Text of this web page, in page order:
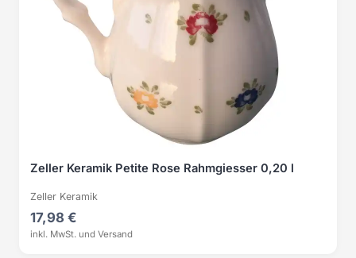
Zeller Keramik Petite Rose Rahmgiesser 0,20 l
Zeller Keramik
17,98 €
inkl. MwSt. und Versand